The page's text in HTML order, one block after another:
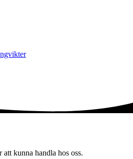
kunna handla hos oss.